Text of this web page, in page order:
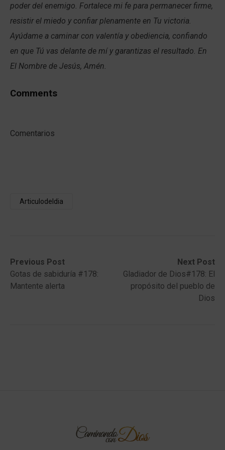
poder del enemigo. Fortalece mi fe para permanecer firme,
resistir el miedo y confiar plenamente en Tu victoria.
Ayúdame a caminar con valentía y obediencia, confiando
en que Tú vas delante de mí y garantizas el resultado. En
El Nombre de Jesús, Amén.
Comments
Comentarios
Articulodeldia
Post
navigation
Previous Post
Previous
post:Gotas de sabiduría #178:
Mantente alerta
Next Post
Next
post:
Gladiador de Dios#178: El
propósito del pueblo de
Dios